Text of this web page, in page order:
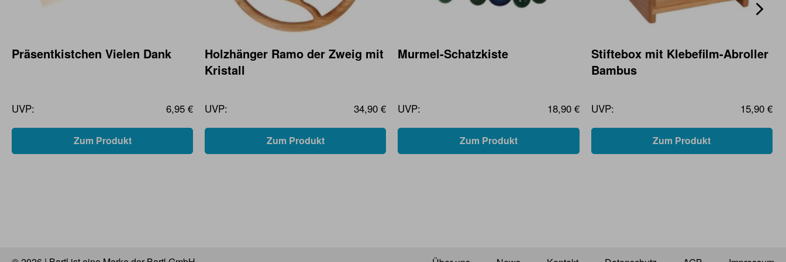
Präsentkistchen Vielen Dank
UVP: 6,95 €
Zum Produkt
Holzhänger Ramo der Zweig mit
Kristall
UVP: 34,90 €
Zum Produkt
Murmel-Schatzkiste
UVP: 18,90 €
Zum Produkt
Stiftebox mit Klebefilm-Abroller
Bambus
UVP: 15,90 €
Zum Produkt